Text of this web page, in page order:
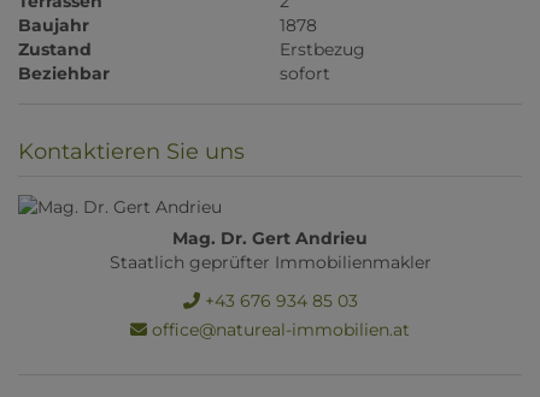
Baujahr
1878
Zustand
Erstbezug
Beziehbar
sofort
Kontaktieren Sie uns
Mag. Dr. Gert Andrieu
Staatlich geprüfter Immobilienmakler
+43 676 934 85 03
office@natureal-immobilien.at